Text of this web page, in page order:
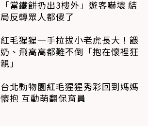
「當鐵餅扔出3樓外」遊客嚇壞 結
局反轉眾人都傻了
紅毛猩猩一手拉拔小老虎長大！餵
奶、飛高高都難不倒「抱在懷裡狂
親」
台北動物園紅毛猩猩秀彩回到媽媽
懷抱 互動萌翻保育員